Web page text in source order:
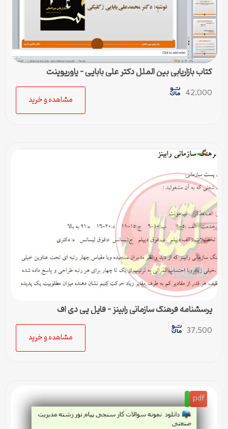
کتاب بازاریابی بین الملل دکتر علی بابایی – پاورپوینت
42,000
مشاهده و خرید
پرسشنامه فرهنگ سازمانی رابينز – فایل پی دی اف
37,500
مشاهده و خرید
pdf